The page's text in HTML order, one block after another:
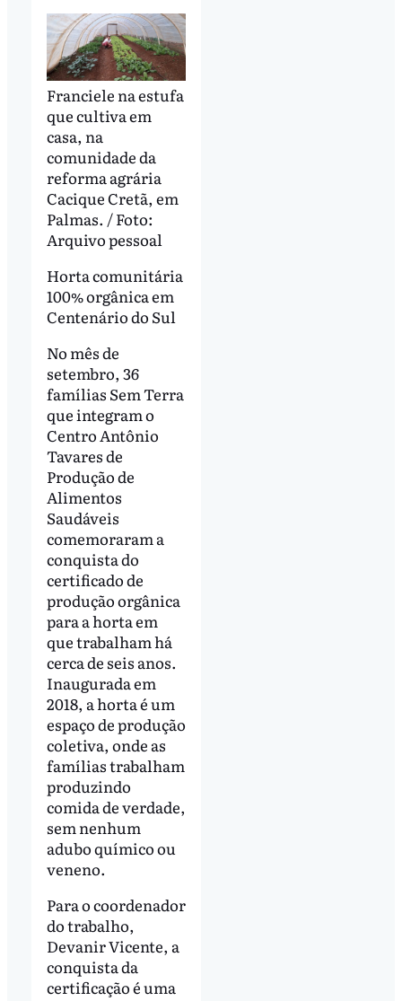
Franciele na estufa
que cultiva em
casa, na
comunidade da
reforma agrária
Cacique Cretã, em
Palmas. / Foto:
Arquivo pessoal
Horta comunitária
100% orgânica em
Centenário do Sul
No mês de
setembro, 36
famílias Sem Terra
que integram o
Centro Antônio
Tavares de
Produção de
Alimentos
Saudáveis
comemoraram a
conquista do
certificado de
produção orgânica
para a horta em
que trabalham há
cerca de seis anos.
Inaugurada em
2018, a horta é um
espaço de produção
coletiva, onde as
famílias trabalham
produzindo
comida de verdade,
sem nenhum
adubo químico ou
veneno.
Para o coordenador
do trabalho,
Devanir Vicente, a
conquista da
certificação é uma